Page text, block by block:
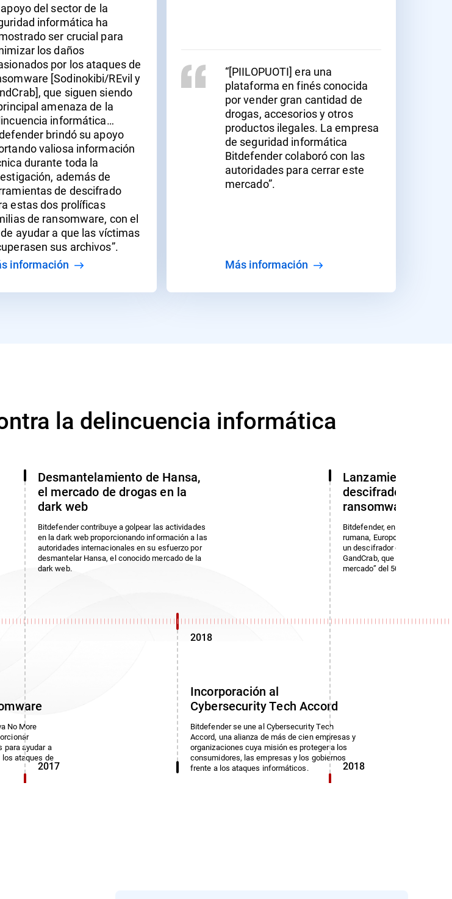
apoyo del sector de la
informática ha
ser crucial para
los daños
por los ataques de
[Sodinokibi/REvil y
que siguen siendo
amenaza de la
informática…
brindó su apoyo
valiosa información
durante toda la
además de
de descifrado
estas dos prolíficas
de ransomware, con el
ayudar a que las víctimas
sus archivos”.
información
“[PIILOPUOTI] era una
plataforma en finés conocida
por vender gran cantidad de
drogas, accesorios y otros
productos ilegales. La empresa
de seguridad informática
Bitdefender colaboró con las
autoridades para cerrar este
mercado”.
Más información
la delincuencia informática
No More
para ayudar a
ataques de
2017
Desmantelamiento de Hansa,
el mercado de drogas en la
dark web
Bitdefender contribuye a golpear las actividades
en la dark web proporcionando información a las
autoridades internacionales en su esfuerzo por
desmantelar Hansa, el conocido mercado de la
dark web.
2018
Incorporación al
Cybersecurity Tech Accord
Bitdefender se une al Cybersecurity Tech
Accord, una alianza de más de cien empresas y
organizaciones cuya misión es proteger a los
consumidores, las empresas y los gobiernos
frente a los ataques informáticos.
2018
Lanzamiento de un
descifrador
ransomware
Bitdefender, en colaboración
rumana, Europol y otras
un descifrador gratuito para el
GandCrab, que en 2018 logró
mercado” del 50 %.